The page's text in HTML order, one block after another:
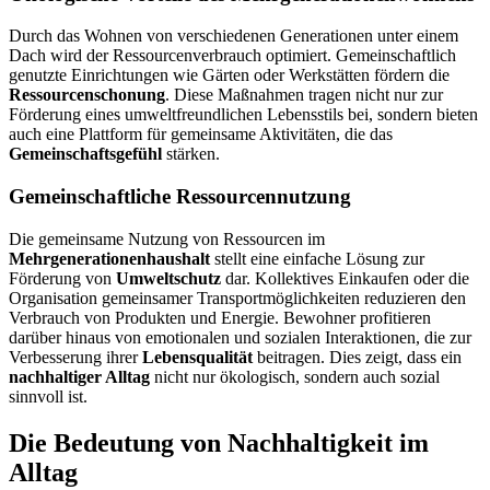
Durch das Wohnen von verschiedenen Generationen unter einem
Dach wird der Ressourcenverbrauch optimiert. Gemeinschaftlich
genutzte Einrichtungen wie Gärten oder Werkstätten fördern die
Ressourcenschonung. Diese Maßnahmen tragen nicht nur zur
Förderung eines umweltfreundlichen Lebensstils bei, sondern bieten
auch eine Plattform für gemeinsame Aktivitäten, die das
Gemeinschaftsgefühl stärken.
Gemeinschaftliche Ressourcennutzung
Die gemeinsame Nutzung von Ressourcen im
Mehrgenerationenhaushalt stellt eine einfache Lösung zur
Förderung von Umweltschutz dar. Kollektives Einkaufen oder die
Organisation gemeinsamer Transportmöglichkeiten reduzieren den
Verbrauch von Produkten und Energie. Bewohner profitieren
darüber hinaus von emotionalen und sozialen Interaktionen, die zur
Verbesserung ihrerLebensqualität beitragen. Dies zeigt, dass ein
nachhaltiger Alltag nicht nur ökologisch, sondern auch sozial
sinnvoll ist.
Die Bedeutung von Nachhaltigkeit im
Alltag